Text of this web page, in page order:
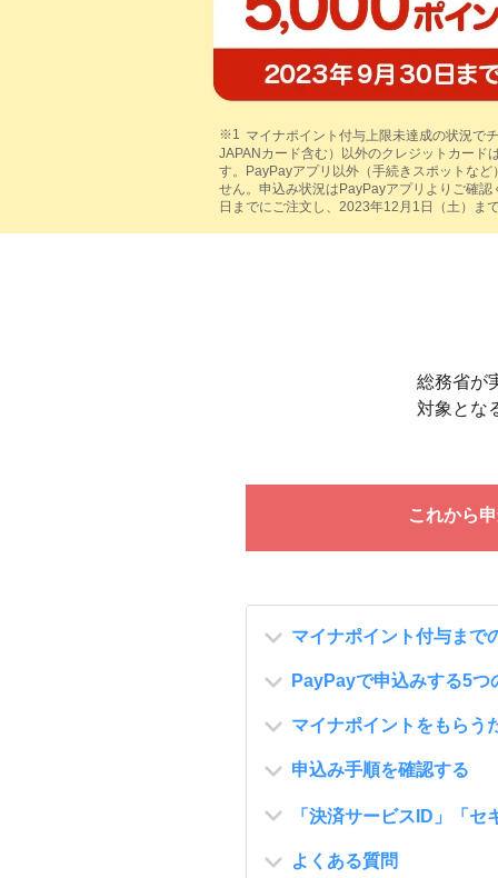
マイナポイント付与上限未達成の状況で
JAPANカード含む）以外のクレジットカード
す。PayPayアプリ以外（手続きスポットな
せん。申込み状況はPayPayアプリよりご確認
日までにご注文し、2023年12月1日（土）ま
総務省が
対象とな
これから
マイナポイント付与まで
PayPayで申込みする5つ
マイナポイントをもらう
申込み手順を確認する
「決済サービスID」「
よくある質問